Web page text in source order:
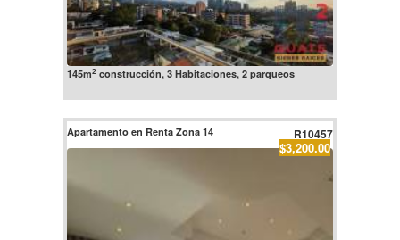
145m2construcción, 3 Habitaciones, 2 parqueos
Apartamento en Renta Zona 14 R10457
$3,200.00